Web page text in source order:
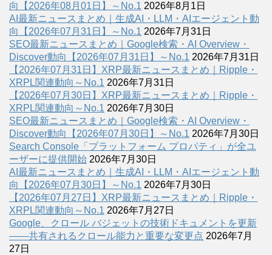
向【2026年08月01日】～No.1 2026年8月1日
AI最新ニュースまとめ｜生成AI・LLM・AIエージェント動
向【2026年07月31日】～No.1 2026年7月31日
SEO最新ニュースまとめ｜Google検索・AI Overview・
Discover動向【2026年07月31日】～No.1 2026年7月31日
【2026年07月31日】XRP最新ニュースまとめ｜Ripple・
XRPL関連動向～No.1 2026年7月31日
【2026年07月30日】XRP最新ニュースまとめ｜Ripple・
XRPL関連動向～No.1 2026年7月30日
SEO最新ニュースまとめ｜Google検索・AI Overview・
Discover動向【2026年07月30日】～No.1 2026年7月30日
Search Console「プラットフォーム プロパティ」が全ユ
ーザーに提供開始 2026年7月30日
AI最新ニュースまとめ｜生成AI・LLM・AIエージェント動
向【2026年07月30日】～No.1 2026年7月30日
【2026年07月27日】XRP最新ニュースまとめ｜Ripple・
XRPL関連動向～No.1 2026年7月27日
Google、クロール バジェットの技術ドキュメントを更新
――共有されるクロール能力と重要な変更点 2026年7月
27日